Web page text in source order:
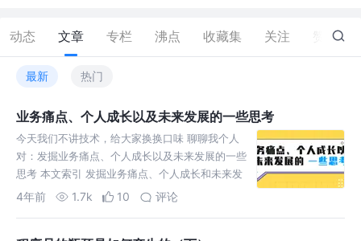
动态 文章 专栏 沸点 收藏集 关注 26
最新 热门
业务痛点、个人成长以及未来发展的一些思考
今天我们不讲技术，给大家换换口味 聊聊我个人
对：发掘业务痛点、个人成长以及未来发展的一些
思考 本文索引 发掘业务痛点、个人成长和未来发
展的关系 如何发掘业务痛点 业务压力大怎么兼顾
4年前 1.7k 10 评论